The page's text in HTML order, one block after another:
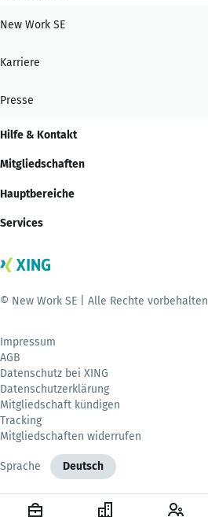
New Work SE
Karriere
Presse
Hilfe & Kontakt
Mitgliedschaften
Hauptbereiche
Services
© New Work SE | Alle Rechte vorbehalten
Impressum
AGB
Datenschutz bei XING
Datenschutzerklärung
Mitgliedschaft kündigen
Tracking
Mitgliedschaften widerrufen
Sprache Deutsch